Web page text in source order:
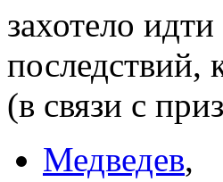
захотело
последствий,
(в связи с
Медведев,